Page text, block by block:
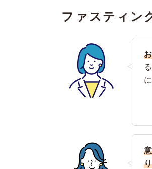
ファスティン